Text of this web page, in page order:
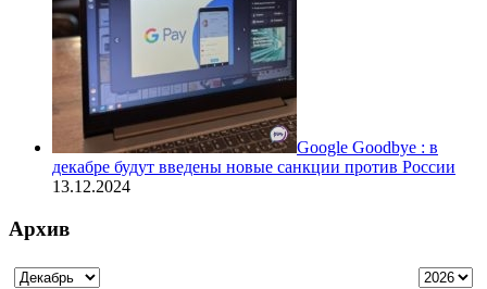
Google Goodbye : в
декабре будут введены новые санкции против России
13.12.2024
Архив